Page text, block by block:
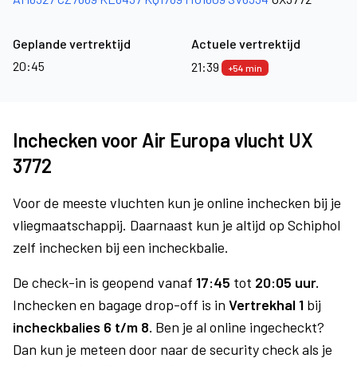
Geplande vertrektijd
20:45
Actuele vertrektijd
21:39
+54 min
Inchecken voor Air Europa vlucht UX
3772
Voor de meeste vluchten kun je online inchecken bij je
vliegmaatschappij. Daarnaast kun je altijd op Schiphol
zelf inchecken bij een incheckbalie.
De check-in is geopend vanaf 17:45 tot 20:05 uur.
Inchecken en bagage drop-off is in Vertrekhal 1 bij
incheckbalies 6 t/m 8. Ben je al online ingecheckt?
Dan kun je meteen door naar de security check als je